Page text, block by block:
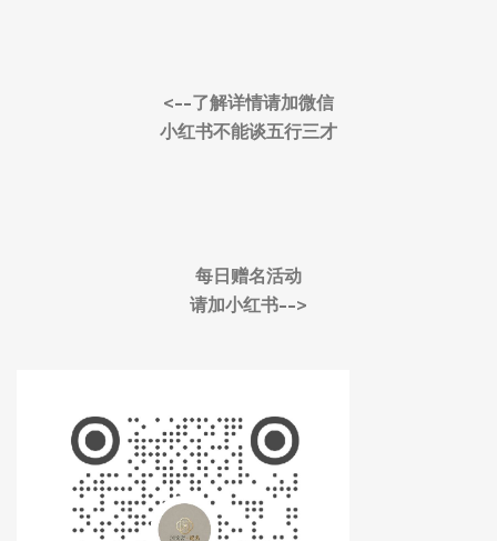
<--了解详情请加微信
小红书不能谈五行三才
每日赠名活动
请加小红书-->